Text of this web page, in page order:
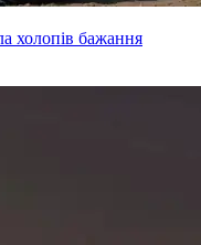
холопів бажання